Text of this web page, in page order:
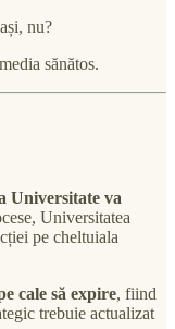
nu?
sănătos.
Universitate va
Universitatea
pe cheltuiala
cale să expire, fiind
trebuie actualizat